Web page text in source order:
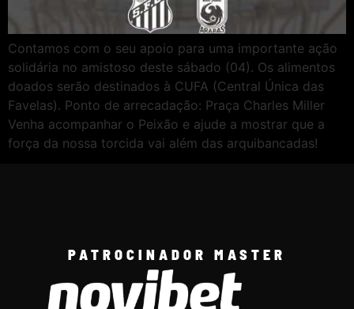
Contamos com o seu apoio para uma importante ação
solidária no amistoso deste sábado (04). Os alimentos
doados serão destinados à CUFA (Central Única das
Favelas). Ponto de arrecadação: Praça Charles Miller
Venha acompanhar o Peixão e ajude a mostrar que a
força da nossa torcida vai além das arquibancadas!
PATROCINADOR MASTER